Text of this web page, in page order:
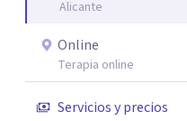
Alicante
Online
Terapia online
Servicios y precios